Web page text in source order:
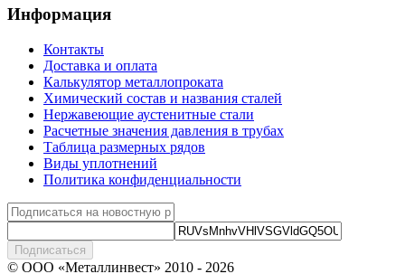
Информация
Контакты
Доставка и оплата
Калькулятор металлопроката
Химический состав и названия сталей
Нержавеющие аустенитные стали
Расчетные значения давления в трубах
Таблица размерных рядов
Виды уплотнений
Политика конфиденциальности
Подписаться
© ООО «Металлинвест» 2010 - 2026